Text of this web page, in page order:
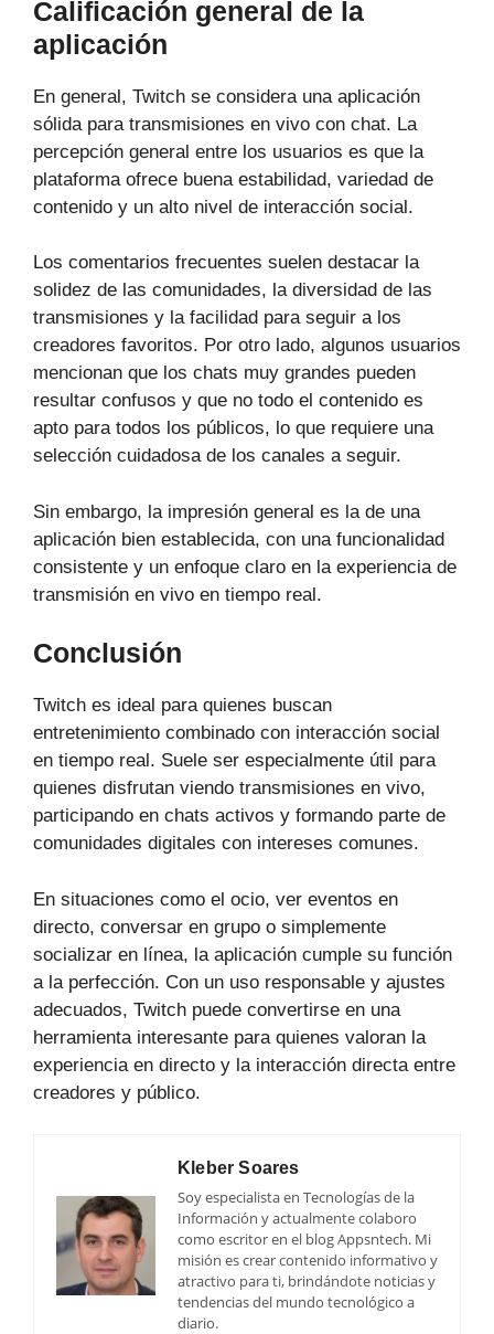
Calificación general de la
aplicación
En general, Twitch se considera una aplicación
sólida para transmisiones en vivo con chat. La
percepción general entre los usuarios es que la
plataforma ofrece buena estabilidad, variedad de
contenido y un alto nivel de interacción social.
Los comentarios frecuentes suelen destacar la
solidez de las comunidades, la diversidad de las
transmisiones y la facilidad para seguir a los
creadores favoritos. Por otro lado, algunos usuarios
mencionan que los chats muy grandes pueden
resultar confusos y que no todo el contenido es
apto para todos los públicos, lo que requiere una
selección cuidadosa de los canales a seguir.
Sin embargo, la impresión general es la de una
aplicación bien establecida, con una funcionalidad
consistente y un enfoque claro en la experiencia de
transmisión en vivo en tiempo real.
Conclusión
Twitch es ideal para quienes buscan
entretenimiento combinado con interacción social
en tiempo real. Suele ser especialmente útil para
quienes disfrutan viendo transmisiones en vivo,
participando en chats activos y formando parte de
comunidades digitales con intereses comunes.
En situaciones como el ocio, ver eventos en
directo, conversar en grupo o simplemente
socializar en línea, la aplicación cumple su función
a la perfección. Con un uso responsable y ajustes
adecuados, Twitch puede convertirse en una
herramienta interesante para quienes valoran la
experiencia en directo y la interacción directa entre
creadores y público.
Kleber Soares
Soy especialista en Tecnologías de la
Información y actualmente colaboro
como escritor en el blog Appsntech. Mi
misión es crear contenido informativo y
atractivo para ti, brindándote noticias y
tendencias del mundo tecnológico a
diario.